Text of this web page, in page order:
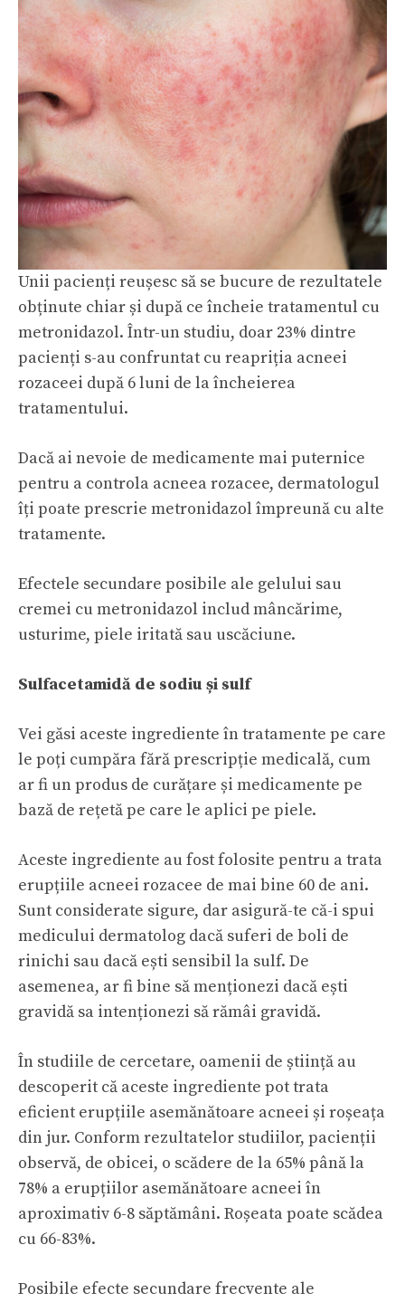
Unii pacienți reușesc să se bucure de rezultatele
obținute chiar și după ce încheie tratamentul cu
metronidazol. Într-un studiu, doar 23% dintre
pacienți s-au confruntat cu reapriția acneei
rozaceei după 6 luni de la încheierea
tratamentului.
Dacă ai nevoie de medicamente mai puternice
pentru a controla acneea rozacee, dermatologul
îți poate prescrie metronidazol împreună cu alte
tratamente.
Efectele secundare posibile ale gelului sau
cremei cu metronidazol includ mâncărime,
usturime, piele iritată sau uscăciune.
Sulfacetamidă de sodiu și sulf
Vei găsi aceste ingrediente în tratamente pe care
le poți cumpăra fără prescripție medicală, cum
ar fi un produs de curățare și medicamente pe
bază de rețetă pe care le aplici pe piele.
Aceste ingrediente au fost folosite pentru a trata
erupțiile acneei rozacee de mai bine 60 de ani.
Sunt considerate sigure, dar asigură-te că-i spui
medicului dermatolog dacă suferi de boli de
rinichi sau dacă ești sensibil la sulf. De
asemenea, ar fi bine să menționezi dacă ești
gravidă sa intenționezi să rămâi gravidă.
În studiile de cercetare, oamenii de știință au
descoperit că aceste ingrediente pot trata
eficient erupțiile asemănătoare acneei și roșeața
din jur. Conform rezultatelor studiilor, pacienții
observă, de obicei, o scădere de la 65% până la
78% a erupțiilor asemănătoare acneei în
aproximativ 6-8 săptămâni. Roșeata poate scădea
cu 66-83%.
Posibile efecte secundare frecvente ale